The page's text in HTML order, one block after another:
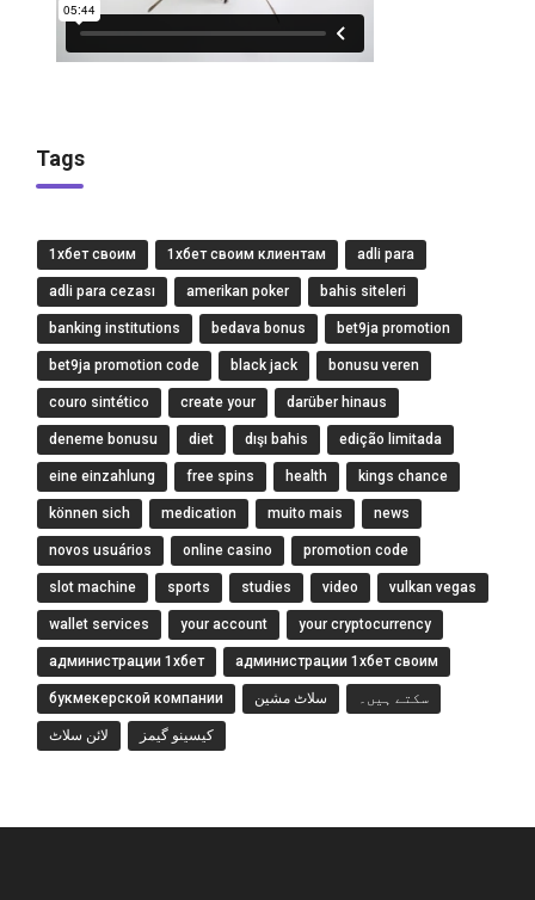
Tags
1хбет своим 1хбет своим клиентам adli para
adli para cezası amerikan poker bahis siteleri
banking institutions bedava bonus bet9ja promotion
bet9ja promotion code black jack bonusu veren
couro sintético create your darüber hinaus
deneme bonusu diet dışı bahis edição limitada
eine einzahlung free spins health kings chance
können sich medication muito mais news
novos usuários online casino promotion code
slot machine sports studies video vulkan vegas
wallet services your account your cryptocurrency
администрации 1хбет администрации 1хбет своим
букмекерской компании سلاٹ مشین سکتے ہیں۔
لائن سلاٹ کیسینو گیمز